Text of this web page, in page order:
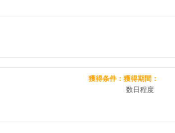
獲得条件
獲得期間
数日程度